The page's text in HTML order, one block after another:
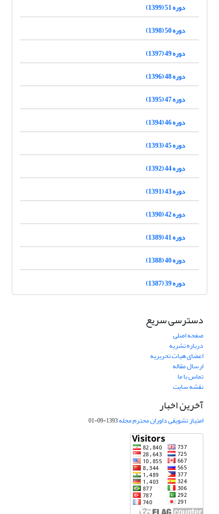
دوره 51 (1399)
دوره 50 (1398)
دوره 49 (1397)
دوره 48 (1396)
دوره 47 (1395)
دوره 46 (1394)
دوره 45 (1393)
دوره 44 (1392)
دوره 43 (1391)
دوره 42 (1390)
دوره 41 (1389)
دوره 40 (1388)
دوره 39 (1387)
دسترسی سریع
صفحه اصلی
درباره نشریه
اعضای هیات تحریریه
ارسال مقاله
تماس با ما
نقشه سایت
آخرین اخبار
امتیاز تشویقی داوران محترم مجله1393-09-01